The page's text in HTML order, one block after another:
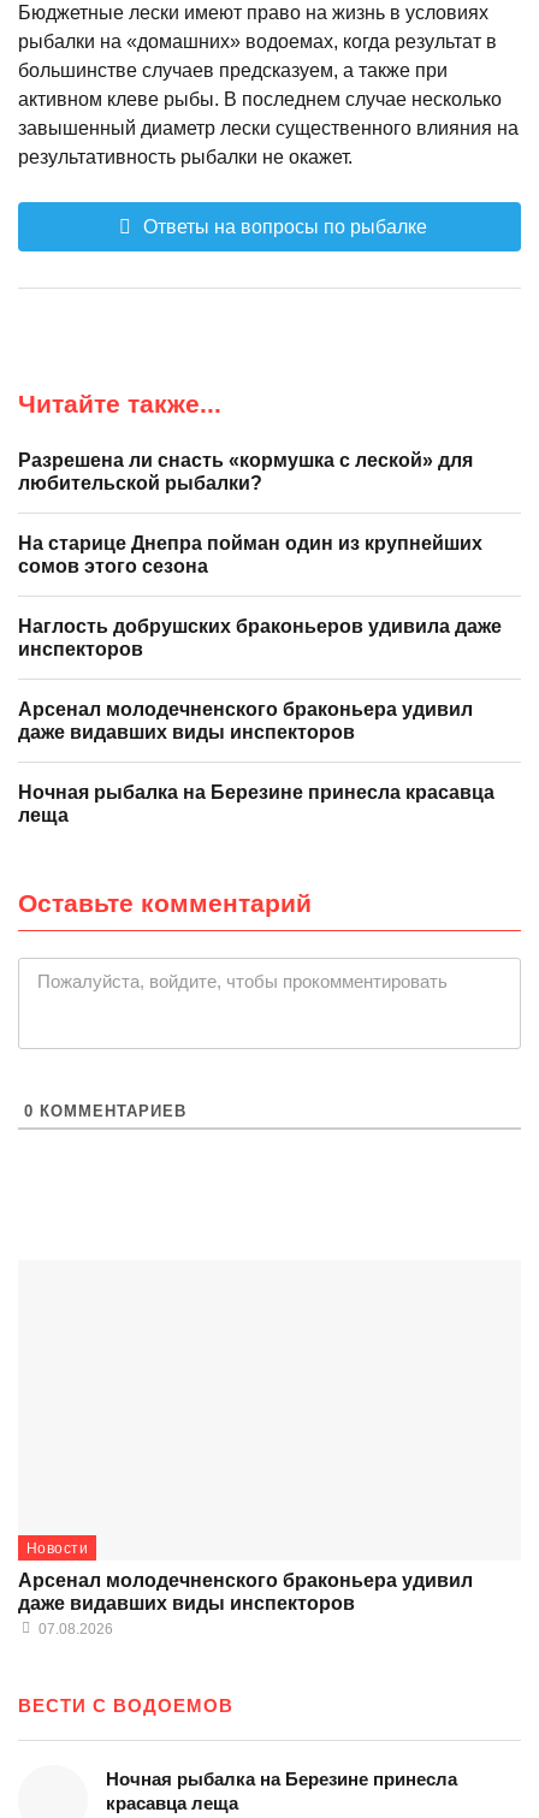
Бюджетные лески имеют право на жизнь в условиях
рыбалки на «домашних» водоемах, когда результат в
большинстве случаев предсказуем, а также при
активном клеве рыбы. В последнем случае несколько
завышенный диаметр лески существенного влияния на
результативность рыбалки не окажет.
Ответы на вопросы по рыбалке
Читайте также...
Разрешена ли снасть «кормушка с леской» для
любительской рыбалки?
На старице Днепра пойман один из крупнейших
сомов этого сезона
Наглость добрушских браконьеров удивила даже
инспекторов
Арсенал молодечненского браконьера удивил
даже видавших виды инспекторов
Ночная рыбалка на Березине принесла красавца
леща
Оставьте комментарий
Пожалуйста, войдите, чтобы прокомментировать
0 КОММЕНТАРИЕВ
Новости
Арсенал молодечненского браконьера удивил
даже видавших виды инспекторов
07.08.2026
ВЕСТИ С ВОДОЕМОВ
Ночная рыбалка на Березине принесла
красавца леща